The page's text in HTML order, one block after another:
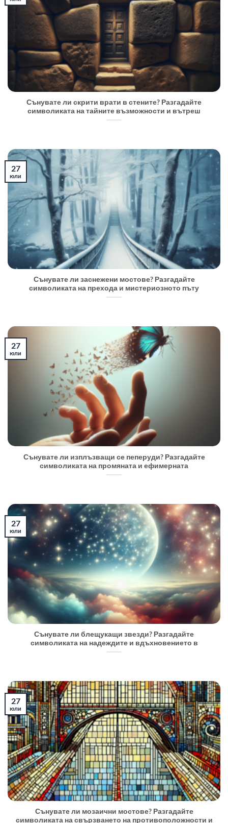
Сънувате ли скрити врати в стените? Разгадайте
символиката на тайните възможности и вътреш
Сънувате ли заснежени мостове? Разгадайте
символиката на прехода и мистериозното пъту
27
юли
Сънувате ли изплъзващи се пеперуди? Разгадайте
символиката на промяната и ефимерната
27
юли
Сънувате ли блещукащи звезди? Разгадайте
символиката на надеждите и вдъхновението в
27
юли
Сънувате ли мозаични мостове? Разгадайте
символиката на свързването на противоположности и
27
юли